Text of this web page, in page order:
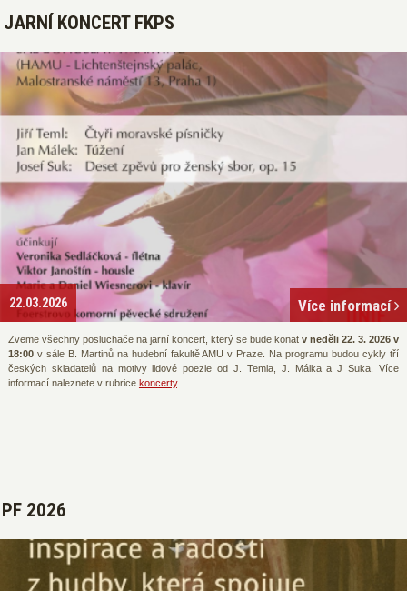
JARNÍ KONCERT FKPS
22.03.2026 Více informací
Zveme všechny posluchače na jarní koncert, který se bude konatv neděli 22. 3. 2026 v
18:00v sále B. Martinů na hudební fakultě AMU v Praze. Na programu budou cykly tří
českých skladatelů na motivy lidové poezie od J. Temla, J. Málka a J Suka. Více
informací naleznete v rubrice koncerty.
PF 2026